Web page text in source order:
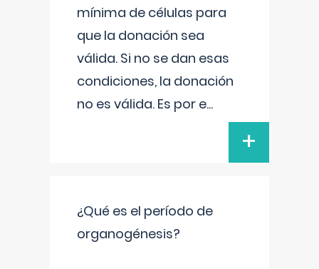
mínima de células para
que la donación sea
válida. Si no se dan esas
condiciones, la donación
no es válida. Es por e...
+
¿Qué es el período de
organogénesis?